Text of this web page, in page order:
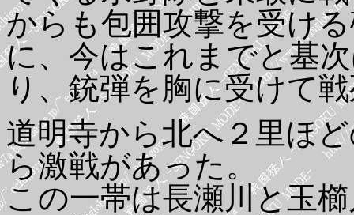
からも包囲攻撃を受け
に、今はこれまでと基
り、銃弾を胸に受けて
道明寺から北へ２里ほ
ら激戦があった。
この一帯は長瀬川と玉